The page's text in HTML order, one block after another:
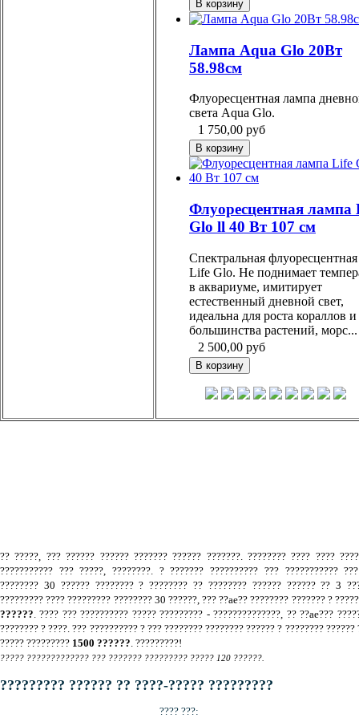
Лампа Aqua Glo 20Вт
58.98см
Флуоресцентная лампа
света Aqua Glo.
1 750,00 руб
Флуоресцентная лампа
Glo ll 40 Вт 107 см
Спектральная
Life Glo. Не поднимает
в аквариуме, имитирует
естественный дневной свет,
идеальна для роста кораллов и
большинства растений, морс...
2 500,00 руб
?? ?????, ??? ?????? ?????? ??????? ?????? ???????. ???????? ???? ????
??????????? ??? ?????, ????????. ? ??????? ?????????? ??? ???????????
???????? 30 ?????? ???????? ? ???????? ?? ???????? ?????? ?????? ?? 3
????????? ???? ????????? ???????? 30 ??????, ??? ??ae?? ???????? ??????? ?
??????. ???? ??? ?????????? ????? ????????? - ??????????????, ?? ??ae???
???????? ? ????. ??? ?????????? ? ??? ???????? ???????? ?????? ? ???????? ??????
????? ????????? 1500 ??????. ?????????!
????? ????????????? ??? ??????? ????????? ????? 120 ??????.
????????? ?????? ?? ????-????? ?????????
???? ???: